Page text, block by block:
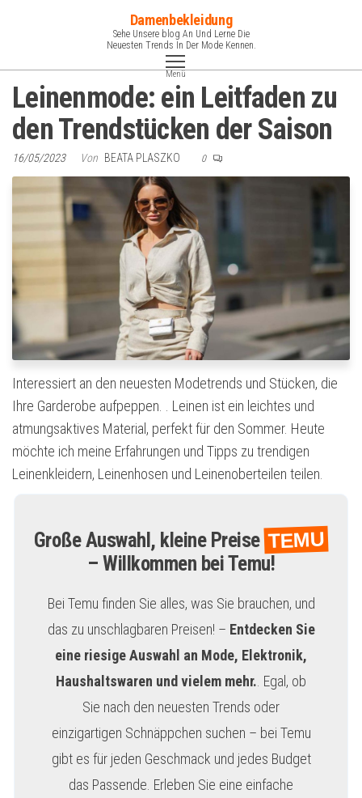
Damenbekleidung
Sehe Unsere blog An Und Lerne Die
Neuesten Trends In Der Mode Kennen.
Menü
Leinenmode: ein Leitfaden zu
den Trendstücken der Saison
16/05/2023 Von BEATA PLASZKO 0
Interessiert an den neuesten Modetrends und Stücken, die
Ihre Garderobe aufpeppen. . Leinen ist ein leichtes und
atmungsaktives Material, perfekt für den Sommer. Heute
möchte ich meine Erfahrungen und Tipps zu trendigen
Leinenkleidern, Leinenhosen und Leinenoberteilen teilen.
Große Auswahl, kleine PreiseTEMU
– Willkommen bei Temu!
Bei Temu finden Sie alles, was Sie brauchen, und
das zu unschlagbaren Preisen! – Entdecken Sie
eine riesige Auswahl an Mode, Elektronik,
Haushaltswaren und vielem mehr. . Egal, ob
Sie nach den neuesten Trends oder
einzigartigen Schnäppchen suchen – bei Temu
gibt es für jeden Geschmack und jedes Budget
das Passende. Erleben Sie eine einfache